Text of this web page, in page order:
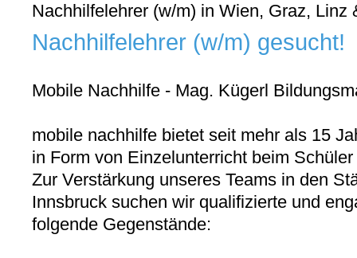
Nachhilfelehrer (w/m) in Wien, Graz, Linz
Nachhilfelehrer (w/m) gesucht!
Mobile Nachhilfe - Mag. Kügerl
mobile nachhilfe bietet seit mehr als 15
in Form von Einzelunterricht beim
Zur Verstärkung unseres Teams in den
Innsbruck suchen wir qualifizierte und
folgende Gegenstände: